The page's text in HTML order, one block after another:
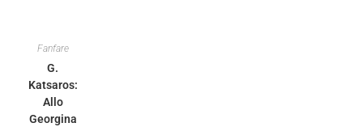
Fanfare
G.
Katsaros:
Allo
Georgina